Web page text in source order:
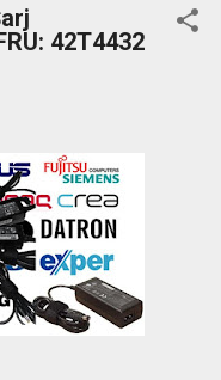
42T4432